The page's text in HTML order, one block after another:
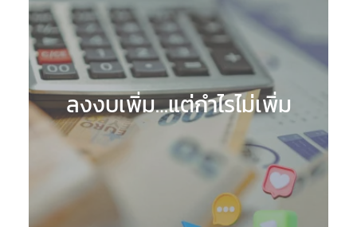
ลงงบเพิ่ม…แต่กำไรไม่เพิ่ม